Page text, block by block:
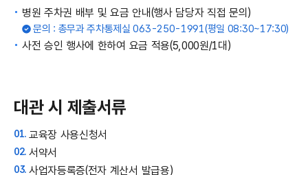
병원 주차권 배부 및 요금 안내(행사 담당자 직접 문의)
문의 : 총무과 주차통제실 063-250-1991(평일 08:30~17:30)
사전 승인 행사에 한하여 요금 적용(5,000원/1대)
대관 시 제출서류
교육장 사용신청서
서약서
사업자등록증(전자 계산서 발급용)